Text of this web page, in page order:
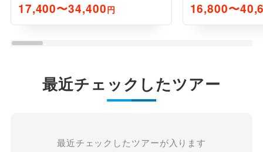
17,400〜34,400円 16,800〜
最近チェックしたツアー
最近チェックしたツアーが入ります